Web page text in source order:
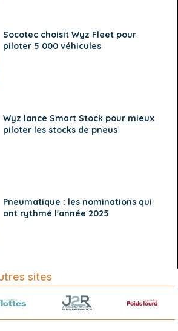
Socotec choisit Wyz Fleet pour
piloter 5 000 véhicules
Wyz lance Smart Stock pour mieux
piloter les stocks de pneus
Pneumatique : les nominations qui
ont rythmé l'année 2025
sites